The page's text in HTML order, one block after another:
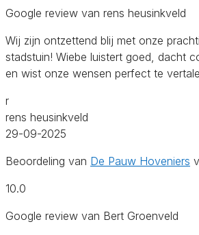
Google review van rens heusinkveld
Wij zijn ontzettend blij met onze
stadstuin! Wiebe luistert goed, dacht
en wist onze wensen perfect te
r
rens heusinkveld
29-09-2025
Beoordeling van De Pauw Hoveniers
10.0
Google review van Bert Groenveld